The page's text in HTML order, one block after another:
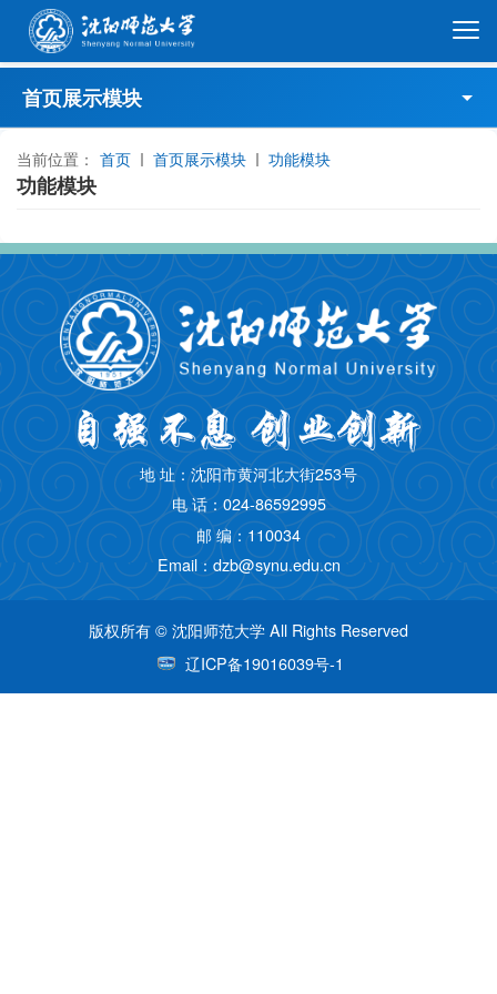
首页展示模块
师大要闻
本科教学
学术动态
招生就业
学生活动
功能模块
图书馆
档案馆
博物馆
当前位置： 首页 首页展示模块 功能模块
功能模块
地 址：沈阳市黄河北大街253号
电 话：024-86592995
邮 编：110034
Email：dzb@synu.edu.cn
版权所有 © 沈阳师范大学 All Rights Reserved
辽ICP备19016039号-1